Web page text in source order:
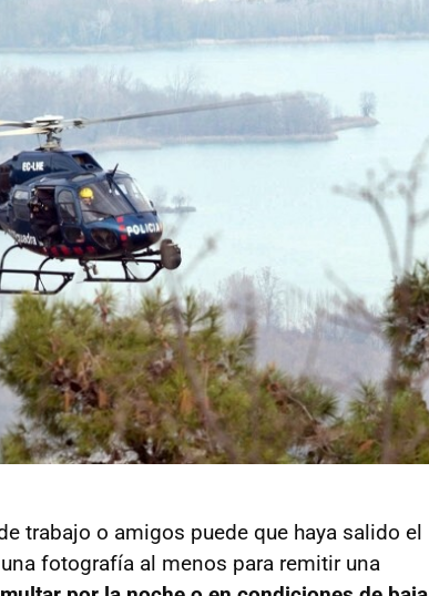
trabajo o amigos puede que haya salido el
fotografía al menos para remitir una